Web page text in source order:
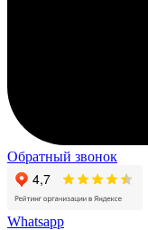
Обратный звонок
Whatsapp